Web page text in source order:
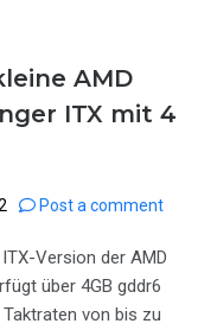
AMD
ITX mit 4
Post a comment
Version der AMD
über 4GB gddr6
von bis zu